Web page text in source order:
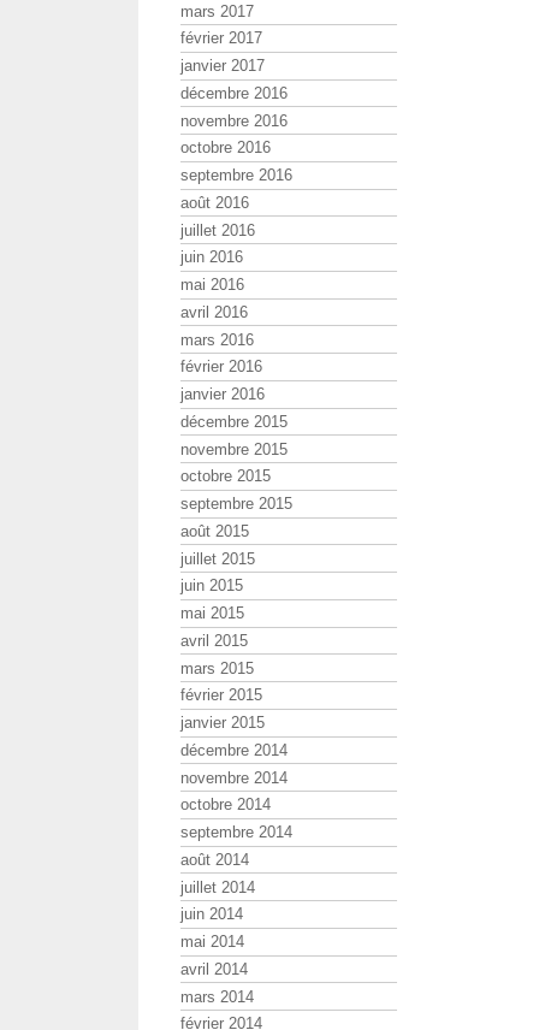
mars 2017
février 2017
janvier 2017
décembre 2016
novembre 2016
octobre 2016
septembre 2016
août 2016
juillet 2016
juin 2016
mai 2016
avril 2016
mars 2016
février 2016
janvier 2016
décembre 2015
novembre 2015
octobre 2015
septembre 2015
août 2015
juillet 2015
juin 2015
mai 2015
avril 2015
mars 2015
février 2015
janvier 2015
décembre 2014
novembre 2014
octobre 2014
septembre 2014
août 2014
juillet 2014
juin 2014
mai 2014
avril 2014
mars 2014
février 2014